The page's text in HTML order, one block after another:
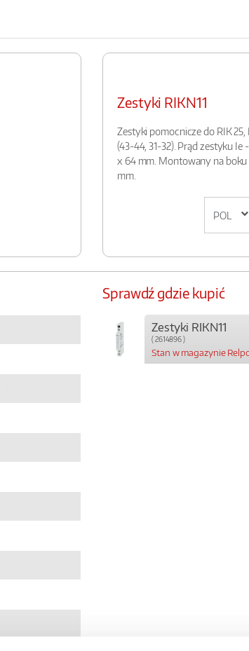
Zestyki RIKN11
Zestyki pomocnicze do RIK
(43-44, 31-32). Prąd zestyku
x 64 mm. Montowany na boku
mm.
Sprawdź gdzie kupić
Zestyki RIKN11
( 2614896 )
Stan w magazynie